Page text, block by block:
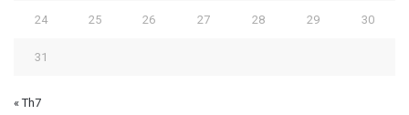
24 25 26 27 28 29 30
31
« Th7